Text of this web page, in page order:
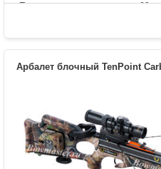
Прицельная дальность, м
60
Размах плечей (см)
44.5
гран.
Арбалет блочный TenPoint